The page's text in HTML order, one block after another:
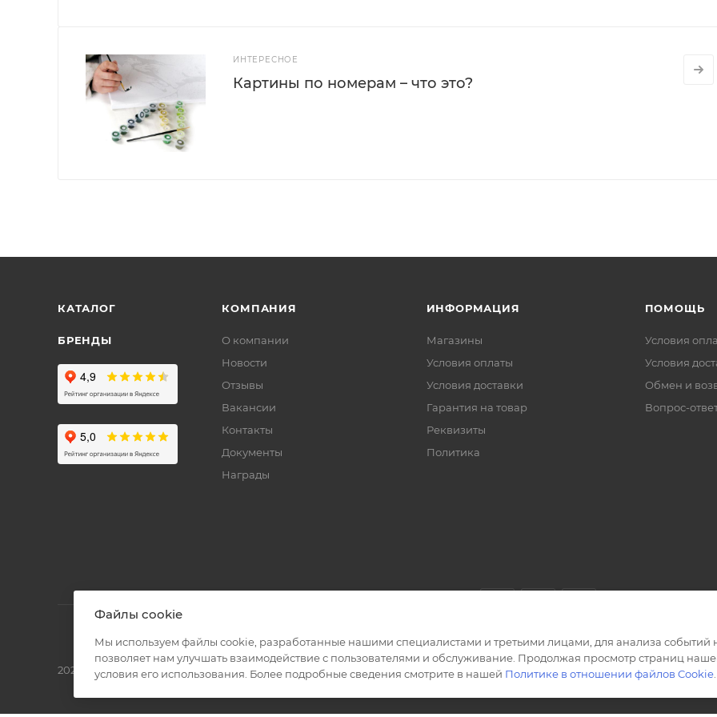
ИНТЕРЕСНОЕ
Картины по номерам – что это?
КАТАЛОГ
БРЕНДЫ
КОМПАНИЯ
О компании
Новости
Отзывы
Вакансии
Контакты
Документы
Награды
ИНФОРМАЦИЯ
Магазины
Условия оплаты
Условия доставки
Гарантия на товар
Реквизиты
Политика
ПОМОЩЬ
Условия
Условия
Обмен и
Вопрос-
2026 © Полиграф кит - интернет-магазин
Файлы cookie
Мы используем файлы cookie, разработанные нашими специалистами и третьими лицами, для анализа событий
позволяет нам улучшать взаимодействие с пользователями и обслуживание. Продолжая просмотр страниц
условия его использования. Более подробные сведения смотрите в нашей Политике в отношении файлов Cookie